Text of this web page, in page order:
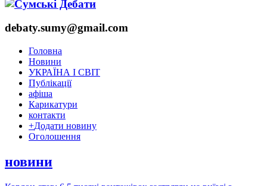
debaty.sumy@gmail.com
Головна
Новини
УКРАЇНА І СВІТ
Публікації
афіша
Карикатури
контакти
+Додати новину
Оголошення
новини